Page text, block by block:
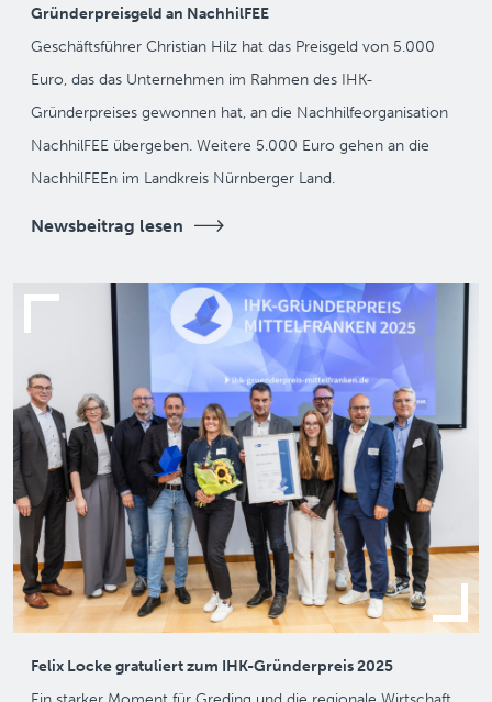
Gründerpreisgeld an NachhilFEE
Geschäftsführer Christian Hilz hat das Preisgeld von 5.000
Euro, das das Unternehmen im Rahmen des IHK-
Gründerpreises gewonnen hat, an die Nachhilfeorganisation
NachhilFEE übergeben. Weitere 5.000 Euro gehen an die
NachhilFEEn im Landkreis Nürnberger Land.
Newsbeitrag lesen
Felix Locke gratuliert zum IHK-Gründerpreis 2025